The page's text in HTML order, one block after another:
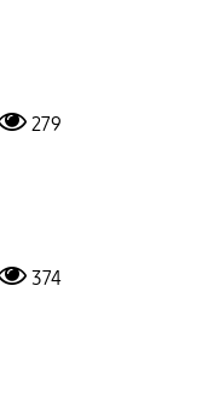
279
374